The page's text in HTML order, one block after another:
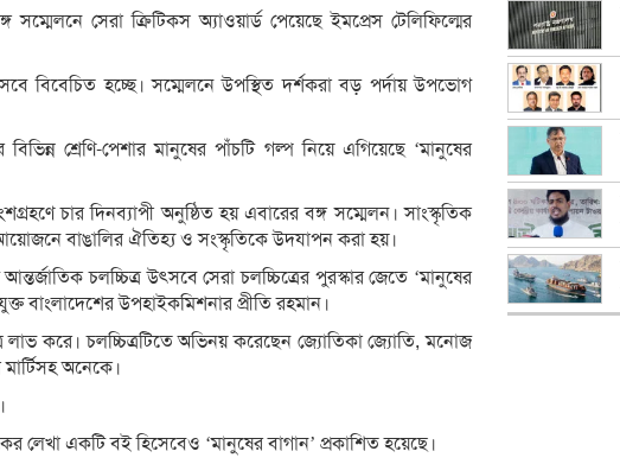
সম্মেলনে সেরা ক্রিটিকস অ্যাওয়ার্ড পেয়েছে ইমপ্রেস টেলিফিল্মের
বিবেচিত হচ্ছে। সম্মেলনে উপস্থিত দর্শকরা বড় পর্দায় উপভোগ
শ্রেণি-পেশার মানুষের পাঁচটি গল্প নিয়ে এগিয়েছে ‘মানুষের
চার দিনব্যাপী অনুষ্ঠিত হয় এবারের বঙ্গ সম্মেলন। সাংস্কৃতিক
বাঙালির ঐতিহ্য ও সংস্কৃতিকে উদযাপন করা হয়।
চলচ্চিত্র উৎসবে সেরা চলচ্চিত্রের পুরস্কার জেতে ‘মানুষের
বাংলাদেশের উপহাইকমিশনার প্রীতি রহমান।
লাভ করে। চলচ্চিত্রটিতে অভিনয় করেছেন জ্যোতিকা জ্যোতি, মনোজ
মার্টিসহ অনেকে।
লেখা একটি বই হিসেবেও ‘মানুষের বাগান’ প্রকাশিত হয়েছে।